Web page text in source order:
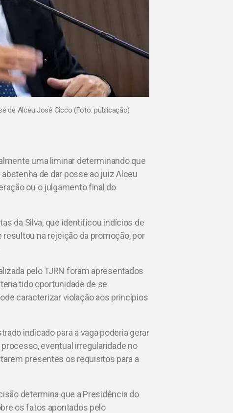
de Alceu José Cicco (Foto: publicação)
uma liminar determinando que
de dar posse ao juiz Alceu
ou o julgamento final do
da Silva, que identificou indícios de
na rejeição da promoção, por
pelo TJRN foram apresentados
tido oportunidade de se
caracterizar violação aos princípios
indicado para a vaga poderia gerar
eventual irregularidade no
presentes os requisitos para a
determina que a Presidência do
os fatos apontados pelo